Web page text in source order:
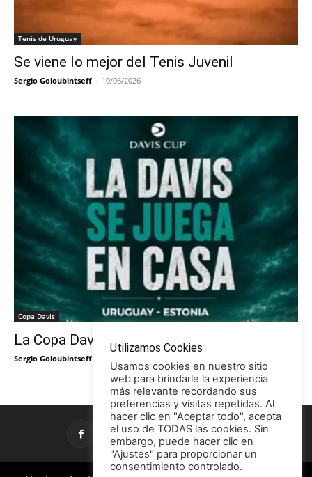
Tenis de Uruguay
Se viene lo mejor del Tenis Juvenil
Sergio Goloubintseff - 10/06/2026
Copa Davis
La Copa Davis vuelve al Círculo
Sergio Goloubintseff
Utilizamos Cookies
Usamos cookies en nuestro sitio
web para brindarle la experiencia
más relevante recordando sus
preferencias y visitas repetidas. Al
hacer clic en "Aceptar todo", acepta
el uso de TODAS las cookies. Sin
embargo, puede hacer clic en
"Ajustes" para proporcionar un
consentimiento controlado.